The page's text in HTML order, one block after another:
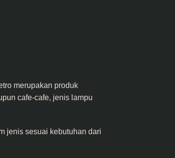
merupakan produk
cafe-cafe, jenis lampu
jenis sesuai kebutuhan dari